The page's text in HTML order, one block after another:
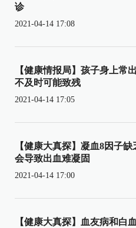
诊
2021-04-14 17:08
【健康情报局】孩子身上常
不及时可能致残
2021-04-14 17:05
【健康大真探】凝血8因子
会导致出血难凝固
2021-04-14 17:00
【健康大真探】血友病和白